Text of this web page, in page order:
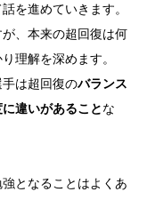
を進めていきます。
、本来の超回復は何
理解を深めます。
手は超回復のバランス
違いがあることな
となることはよくあ